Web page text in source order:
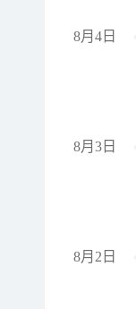
8月4日
8月3日
8月2日